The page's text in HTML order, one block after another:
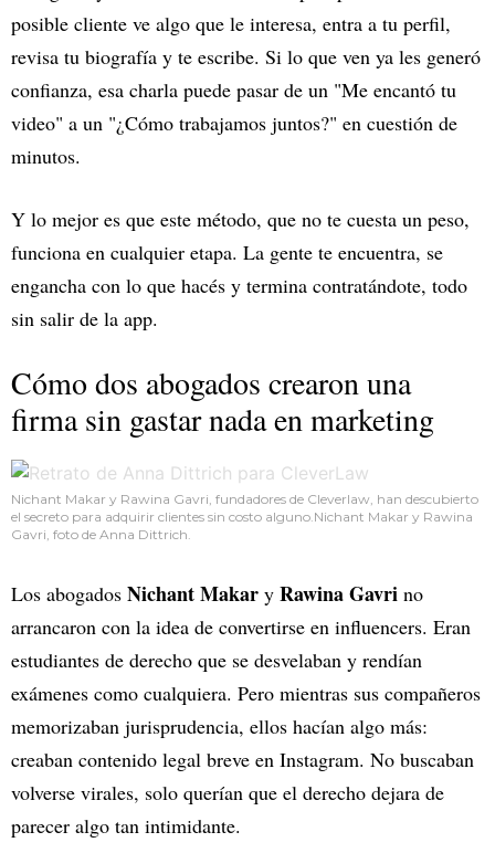
posible cliente ve algo que le interesa, entra a tu perfil,
revisa tu biografía y te escribe. Si lo que ven ya les generó
confianza, esa charla puede pasar de un "Me encantó tu
video" a un "¿Cómo trabajamos juntos?" en cuestión de
minutos.
Y lo mejor es que este método, que no te cuesta un peso,
funciona en cualquier etapa. La gente te encuentra, se
engancha con lo que hacés y termina contratándote, todo
sin salir de la app.
Cómo dos abogados crearon una
firma sin gastar nada en marketing
Nichant Makar y Rawina Gavri, fundadores de Cleverlaw, han descubierto
el secreto para adquirir clientes sin costo alguno.Nichant Makar y Rawina
Gavri, foto de Anna Dittrich.
Los abogados Nichant Makar y Rawina Gavri no
arrancaron con la idea de convertirse en influencers. Eran
estudiantes de derecho que se desvelaban y rendían
exámenes como cualquiera. Pero mientras sus compañeros
memorizaban jurisprudencia, ellos hacían algo más:
creaban contenido legal breve en Instagram. No buscaban
volverse virales, solo querían que el derecho dejara de
parecer algo tan intimidante.